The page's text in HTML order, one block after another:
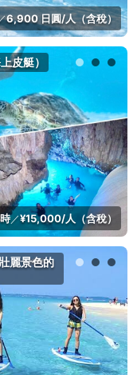
6,900 日圓/人（含稅）
皮艇）
／¥15,000/人（含稅）
麗景色的